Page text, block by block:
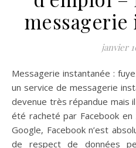
messagerie
janvier
Messagerie instantanée : fuyez WhatsApp ! WhatsApp est
un service de messagerie
devenue très répandue mais
été racheté par Facebook
Google, Facebook n’est
de respect de données